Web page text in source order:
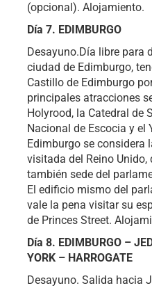
(opcional). Alojamiento.
Día 7. EDIMBURGO
Desayuno.Día libre para
ciudad de Edimburgo,
Castillo de Edimburgo
principales atracciones
Holyrood, la Catedral de
Nacional de Escocia y el
Edimburgo se considera
visitada del Reino Unido,
también sede del
El edificio mismo del
vale la pena visitar su
de Princes Street.
Día 8. EDIMBURGO –
YORK – HARROGATE
Desayuno. Salida hacia